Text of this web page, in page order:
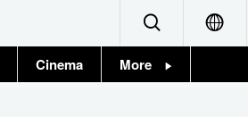
Cinema More